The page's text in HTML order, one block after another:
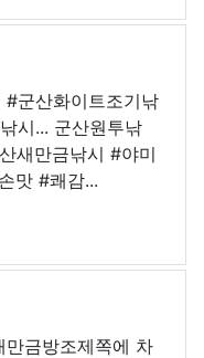
군산화이트조기낚
시... 군산원투낚
새만금낚시 #야미
맛 #쾌감...
금방조제쪽에 차